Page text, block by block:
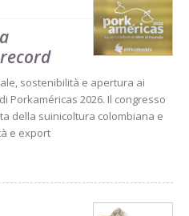
sostenibilità e apertura ai
Porkaméricas 2026. Il congresso
della suinicoltura colombiana e
e export